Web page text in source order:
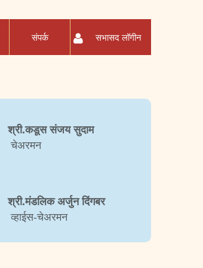
संपर्क सभासद लॉगीन
श्री.कडूस संजय सुदाम
चेअरमन
श्री.मंडलिक अर्जुन दिंगबर
व्हाईस-चेअरमन